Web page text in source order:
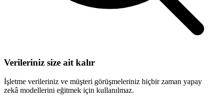
Verileriniz size ait kalır
İşletme verileriniz ve müşteri görüşmeleriniz hiçbir zaman yapay
zekâ modellerini eğitmek için kullanılmaz.